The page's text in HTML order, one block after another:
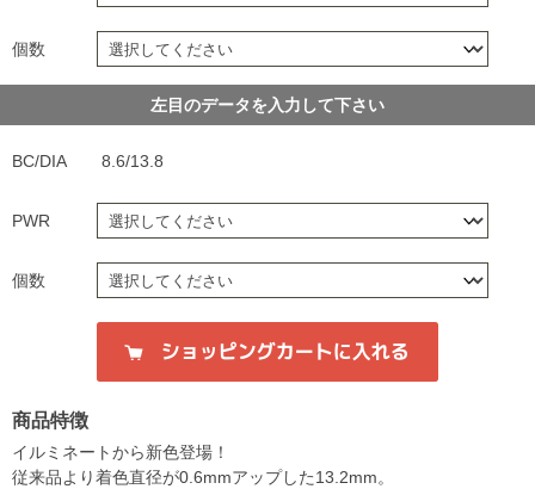
個数
左目のデータを入力して下さい
BC/DIA 8.6/13.8
PWR
個数
商品特徴
イルミネートから新色登場！
従来品より着色直径が0.6mmアップした13.2mm。